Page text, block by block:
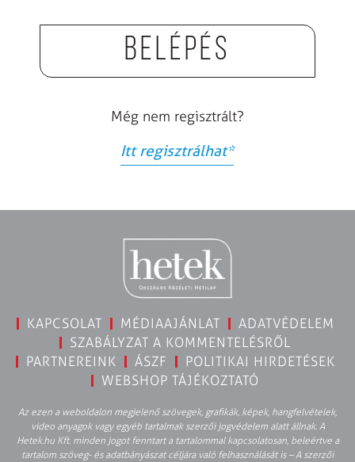
Belépés
Még nem regisztrált?
Itt regisztrálhat*
KAPCSOLAT MÉDIAAJÁNLAT
ADATVÉDELEM
SZABÁLYZAT A KOMMENTELÉSRŐL
PARTNEREINK
ÁSZF
POLITIKAI HIRDETÉSEK
WEBSHOP TÁJÉKOZTATÓ
Az ezen a weboldalon megjelenő szövegek, grafikák, képek, hangfelvételek,
video anyagok vagy egyéb tartalmak szerzői jogvédelem alatt állnak. A
Hetek.hu Kft. minden jogot fenntart a tartalommal kapcsolatosan, beleértve a
tartalom szöveg- és adatbányászat céljára való felhasználását is – A szerzői